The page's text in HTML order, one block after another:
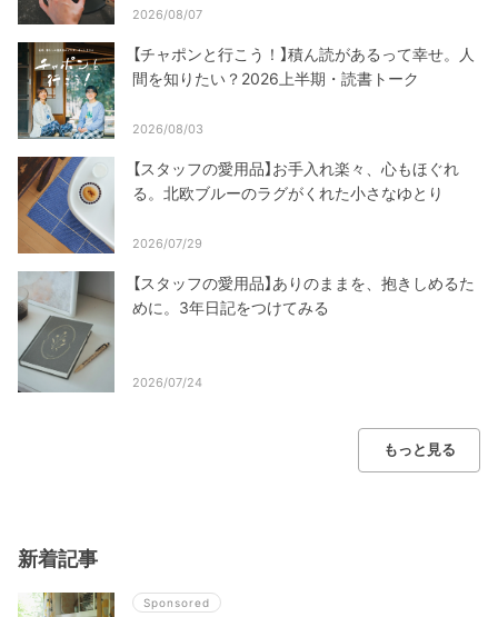
2026/08/07
【チャポンと行こう！】積ん読があるって幸せ。人
間を知りたい？2026上半期・読書トーク
2026/08/03
【スタッフの愛用品】お手入れ楽々、心もほぐれ
る。北欧ブルーのラグがくれた小さなゆとり
2026/07/29
【スタッフの愛用品】ありのままを、抱きしめるた
めに。3年日記をつけてみる
2026/07/24
もっと見る
新着記事
Sponsored